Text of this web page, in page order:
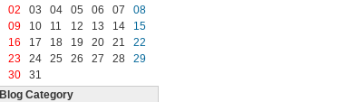
02
03 04 05 06 07
08
09
10 11 12 13 14
15
16
17 18 19 20 21
22
23
24 25 26 27 28
29
30
31
Blog Category